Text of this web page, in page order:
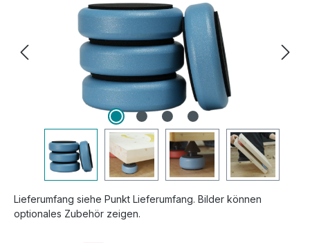
Lieferumfang siehe Punkt Lieferumfang. Bilder können
optionales Zubehör zeigen.